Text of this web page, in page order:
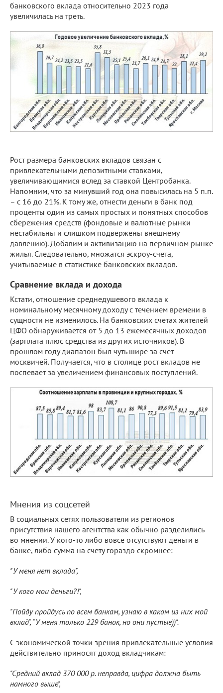
банковского вклада относительно 2023 года
увеличилась на треть.
Рост размера банковских вкладов связан с
привлекательными депозитными ставками,
увеличивающимися вслед за ставкой Центробанка.
Напомним, что за минувший год она повысилась на 5 п.п.
– с 16 до 21%. К тому же, отнести деньги в банк под
проценты один из самых простых и понятных способов
сбережения средств (фондовые и валютные рынки
нестабильны и слишком подвержены внешнему
давлению). Добавим и активизацию на первичном рынке
жилья. Следовательно, множатся эскроу-счета,
учитываемые в статистике банковских вкладов.
Сравнение вклада и дохода
Кстати, отношение среднедушевого вклада к
номинальному месячному доходу с течением времени в
сущности не изменилось. На банковских счетах жителей
ЦФО обнаруживается от 5 до 13 ежемесячных доходов
(зарплата плюс средства из других источников). В
прошлом году диапазон был чуть шире за счет
москвичей. Получается, что в столице рост вкладов не
поспевает за увеличением финансовых поступлений.
Мнения из соцсетей
В социальных сетях пользователи из регионов
присутствия нашего агентства как обычно разделились
во мнении. У кого-то либо вовсе отсутствуют деньги в
банке, либо сумма на счету гораздо скромнее:
"У меня нет вклада",
"У кого мои деньги?!",
"Пойду пройдусь по всем банкам, узнаю в каком из них мой
вклад", "У меня только 229 банок, но они пустые))".
С экономической точки зрения привлекательные условия
действительно приносят доход вкладчикам:
"Средний вклад 370 000 р. неправда, цифра должна быть
намного выше",